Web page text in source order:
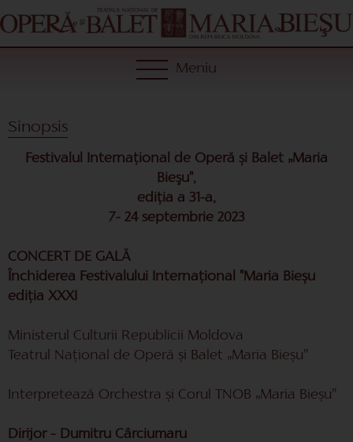
Meniu
Sinopsis
Festivalul Internațional de Operă și Balet „Maria
Bieşu",
ediția a 31-a,
7- 24 septembrie 2023
CONCERT DE GALĂ
Închiderea Festivalului Internațional "Maria Bieșu
ediția XXXI
Ministerul Culturii Republicii Moldova
Teatrul Național de Operă și Balet „Maria Bieșu”
Interpretează Orchestra și Corul TNOB „Maria Bieșu”
Dirijor – Dumitru Cârciumaru